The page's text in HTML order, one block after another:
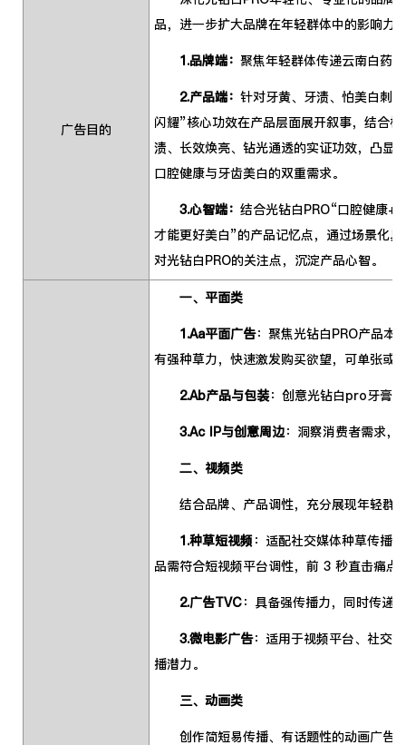
广告目的
品，进一步扩大品牌在年轻群体中的影响力
1.品牌端： 聚焦年轻群体传递云南白药
2.产品端： 针对牙黄、牙渍、怕美白刺
闪耀”核心功效在产品层面展开叙事，结合
渍、长效焕亮、钻光通透的实证功效，凸显
口腔健康与牙齿美白的双重需求。
3.心智端： 结合光钻白PRO“口腔健康
才能更好美白”的产品记忆点，通过场景化
对光钻白PRO的关注点，沉淀产品心智。
一、平面类
1.Aa平面广告：聚焦光钻白PRO产品本
有强种草力，快速激发购买欲望，可单张或
2.Ab产品与包装：创意光钻白pro牙膏
3.Ac IP与创意周边：洞察消费者需求，
二、视频类
结合品牌、产品调性，充分展现年轻群
1.种草短视频：适配社交媒体种草传播
品需符合短视频平台调性，前 3 秒直击痛点
2.广告TVC：具备强传播力，同时传递
3.微电影广告：适用于视频平台、社交
播潜力。
三、动画类
创作简短易传播、有话题性的动画广告。